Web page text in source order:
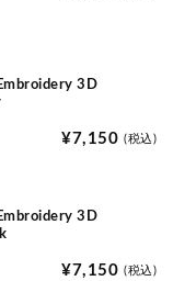
3D
¥7,150 (税込)
3D
¥7,150 (税込)